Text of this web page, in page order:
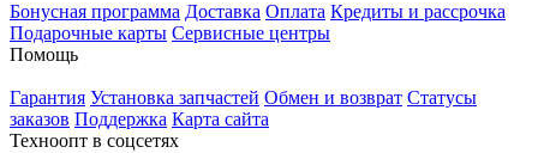
Бонусная программа Доставка Оплата Кредиты и рассрочка
Подарочные карты Сервисные центры
Помощь
Гарантия Установка запчастей Обмен и возврат Статусы
заказов Поддержка Карта сайта
Техноопт в соцсетях